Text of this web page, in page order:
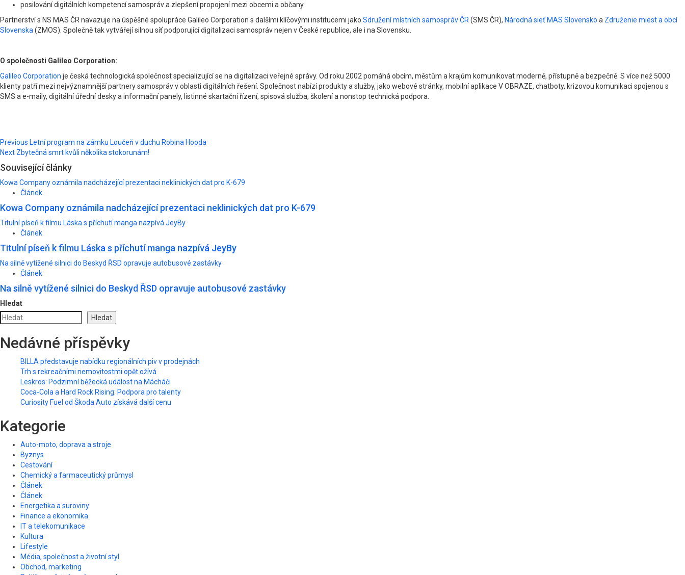
posilování digitálních kompetencí samospráv a zlepšení propojení mezi obcemi a občany
Partnerství s NS MAS ČR navazuje na úspěšné spolupráce Galileo Corporation s dalšími klíčovými institucemi jako Sdružení místních samospráv ČR(SMS ČR), Národná sieť MAS Slovensko a Združenie miest a obcí
Slovenska(ZMOS). Společně tak vytvářejí silnou síť podporující digitalizaci samospráv nejen v České republice, ale i na Slovensku.
O společnosti Galileo Corporation:
Galileo Corporation je česká technologická společnost specializující se na digitalizaci veřejné správy. Od roku 2002 pomáhá obcím, městům a krajům komunikovat moderně, přístupně a bezpečně. S více než 5000
klienty patří mezi nejvýznamnější partnery samospráv v oblasti digitálních řešení. Společnost nabízí produkty a služby, jako webové stránky, mobilní aplikace V OBRAZE, chatboty, krizovou komunikaci spojenou s
SMS a e-maily, digitální úřední desky a informační panely, listinné skartační řízení, spisová služba, školení a nonstop technická podpora.
Post
navigation
Previous Letní program na zámku Loučeň v duchu Robina Hooda
Next Zbytečná smrt kvůli několika stokorunám!
Související články
Kowa Company oznámila nadcházející prezentaci neklinických dat pro K-679
Článek
Kowa Company oznámila nadcházející prezentaci neklinických dat pro K-679
Titulní píseň k filmu Láska s příchutí manga nazpívá JeyBy
Článek
Titulní píseň k filmu Láska s příchutí manga nazpívá JeyBy
Na silně vytížené silnici do Beskyd ŘSD opravuje autobusové zastávky
Článek
Na silně vytížené silnici do Beskyd ŘSD opravuje autobusové zastávky
Hledat
Hledat
Nedávné příspěvky
BILLA představuje nabídku regionálních piv v prodejnách
Trh s rekreačními nemovitostmi opět ožívá
Leskros: Podzimní běžecká událost na Mácháči
Coca-Cola a Hard Rock Rising: Podpora pro talenty
Curiosity Fuel od Škoda Auto získává další cenu
Kategorie
Auto-moto, doprava a stroje
Byznys
Cestování
Chemický a farmaceutický průmysl
Článek
Článek
Energetika a suroviny
Finance a ekonomika
IT a telekomunikace
Kultura
Lifestyle
Média, společnost a životní styl
Obchod, marketing